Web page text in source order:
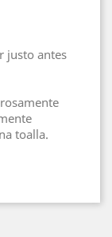
justo antes
toalla.